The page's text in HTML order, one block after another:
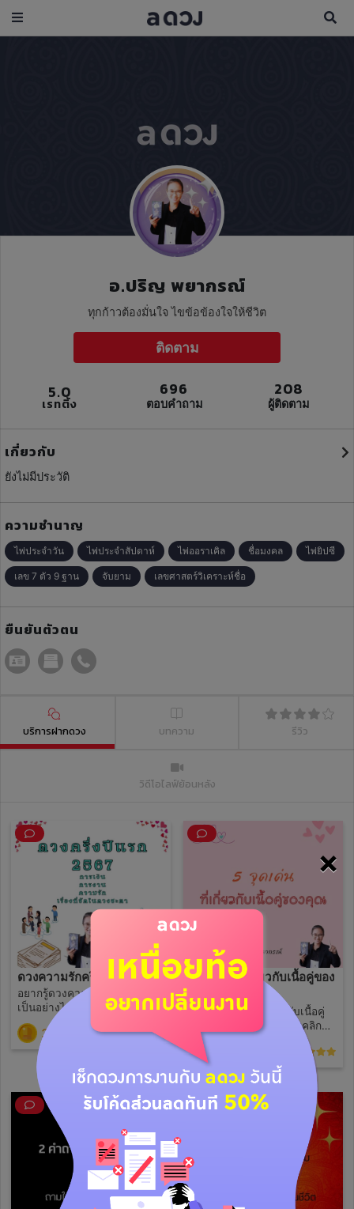
×
อ.ปริญ พยากรณ์
ทุกก้าวต้องมั่นใจ ไขข้อข้องใจให้ชีวิต
ติดตาม
5.0
เรทติ้ง
696
ตอบคำถาม
208
ผู้ติดตาม
เกี่ยวกับ
ยังไม่มีประวัติ
ความชำนาญ
ไพ่ประจำวัน ไพ่ประจำสัปดาห์ ไพ่ออราเคิล ชื่อมงคล ไพ่ยิปซี
เลข 7 ตัว 9 ฐาน จับยาม เลขศาสตร์วิเคราะห์ชื่อ
ยืนยันตัวตน
บริการฝากดวง บทความ รีวิว
วิดีโอไลฟ์ย้อนหลัง
ดวงความรักครึ่งปีหลัง 2567
อยากรู้ดวงความรักครึ่งปีหลัง
เป็นอย่างไร อธิบายให้แบบ
ชัดเจน สอบถามไว้ได้เลย 5 ข้อ
อาจารย์จะเสริมและอธิบายเรื่อง
ดวงชะตามากกว่าที่ถามไว้อย่าง
แน่นอน
390 (0)
5 จุดเด่น ที่เกี่ยวกับเนื้อคู่ของ
คุณ
บอก 5 จุดเด่น ที่เกี่ยวกับเนื้อคู่
ของคุณ คำตอบจะมีทั้งบุคลิก
หรือเรื่องราวที่คุณจะต้องเจอนะ
คะ เน้นเรื่องที่เด่นชัดที่ขึ้นมา ถ้า
ดวงคู่มีปัญหาจะแจ้งให้ทราบ
❌บริการนี้ไม่ใช่บริการตอบ
คำถาม ดังนั้น ไม่ต้องถามอะไร
มานะคะ ☀️ตอบเฉพาะท่านที่
อายุ 18 ปีบริบูรณ์ขึ้นไป ☀️ขอ